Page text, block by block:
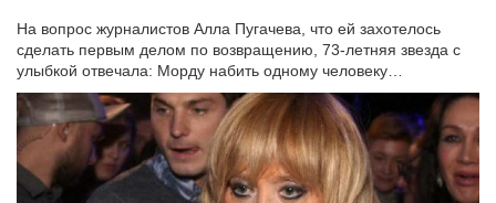
На вопрос журналистов Алла Пугачева, что ей захотелось
сделать первым делом по возвращению, 73-летняя звезда с
улыбкой отвечала: Морду набить одному человеку…